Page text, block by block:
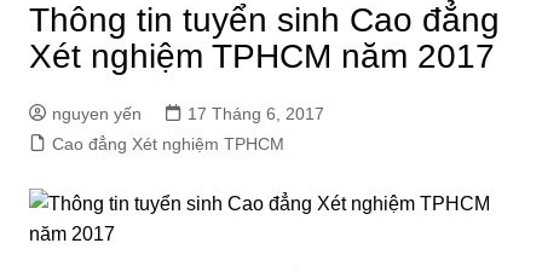
Thông tin tuyển sinh Cao đẳng
Xét nghiệm TPHCM năm 2017
nguyen yến
17 Tháng 6, 2017
Cao đẳng Xét nghiệm TPHCM